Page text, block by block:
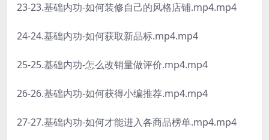
23-23.基础内功-如何装修自己的风格店铺.mp4.mp4
24-24.基础内功-如何获取新品标.mp4.mp4
25-25.基础内功-怎么改销量做评价.mp4.mp4
26-26.基础内功-如何获得小编推荐.mp4.mp4
27-27.基础内功-如何才能进入各商品榜单.mp4.mp4